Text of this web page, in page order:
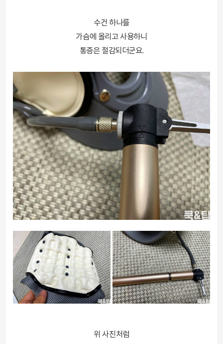
수건 하나를
가슴에 올리고 사용하니
통증은 절감되더군요.
위 사진처럼